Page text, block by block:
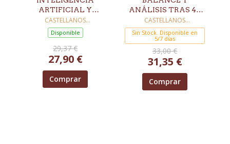
ARTIFICIAL Y
DEMOCRACIA:
GARANTÍAS,
LÍMITES
CONSTITUCIONALES
Y PERSPECTIVA
TRANSFORMACIÓN
DIGITAL
CASTELLANOS
CLARAMUNT, JORGE
Disponible
29,37 €
27,90 €
Comprar
ANÁLISIS TRAS 40
AÑOS DEL
ESTATUTO DE
AUTONOMÍA DE LA
COMUNITAT
VALENCIANA
CASTELLANOS
CLARAMUNT, JORGE
Sin Stock. Disponible en
5/7 días
33,00 €
31,35 €
Comprar